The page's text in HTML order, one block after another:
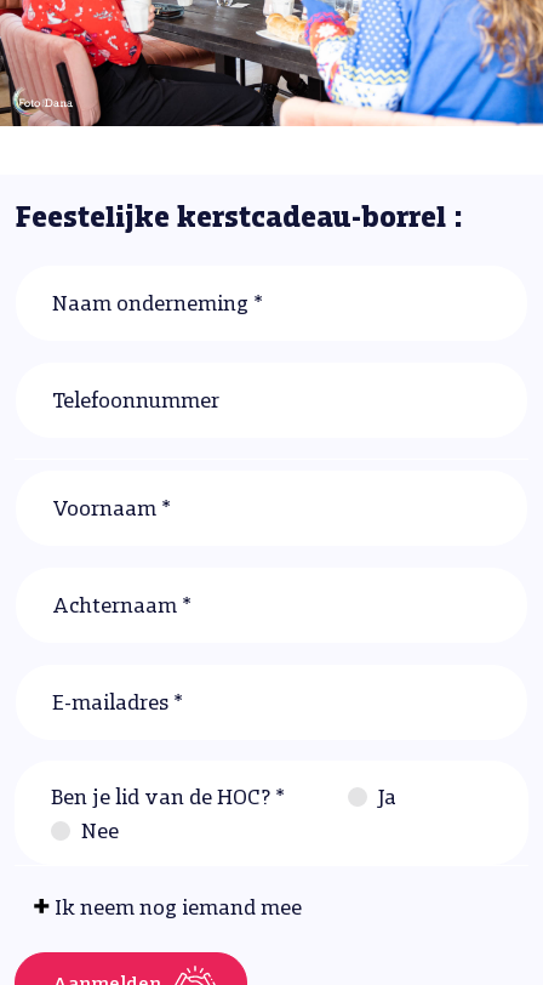
Feestelijke kerstcadeau-borrel :
Naam onderneming *
Telefoonnummer
Voornaam *
Achternaam *
E-mailadres *
Ben je lid van de HOC? *
Ja
Nee
Ik neem nog iemand mee